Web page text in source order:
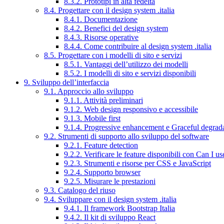
8.4. Progettare con il design system .italia
8.4.1. Documentazione
8.4.2. Benefici del design system
8.4.3. Risorse operative
8.4.4. Come contribuire al design system .italia
8.5. Progettare con i modelli di sito e servizi
8.5.1. Vantaggi dell’utilizzo dei modelli
8.5.2. I modelli di sito e servizi disponibili
9. Sviluppo dell’interfaccia
9.1. Approccio allo sviluppo
9.1.1. Attività preliminari
9.1.2. Web design responsivo e accessibile
9.1.3. Mobile first
9.1.4. Progressive enhancement e Graceful
9.2. Strumenti di supporto allo sviluppo del software
9.2.1. Feature detection
9.2.2. Verificare le feature disponibili con Can I
9.2.3. Strumenti e risorse per CSS e JavaScript
9.2.4. Supporto browser
9.2.5. Misurare le prestazioni
9.3. Catalogo del riuso
9.4. Sviluppare con il design system .italia
9.4.1. Il framework Bootstrap Italia
9.4.2. Il kit di sviluppo React